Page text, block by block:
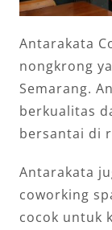
Antarakata
nongkrong
Semarang.
berkualitas
bersantai di
Antarakata
coworking
cocok untuk